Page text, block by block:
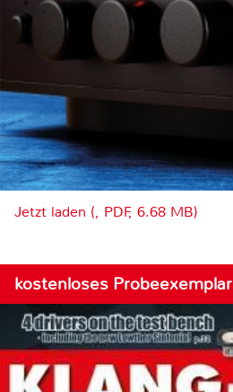
Jetzt laden (, PDF, 6.68 MB)
kostenloses Probeexemplar